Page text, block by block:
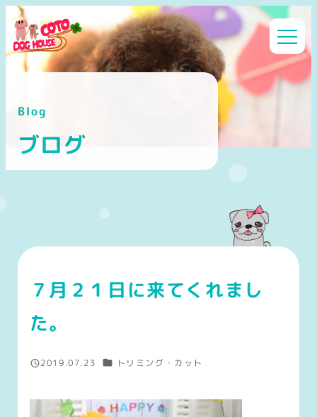
メ
イ
ン
へ
Blog
ブログ
７月２１日に来てくれまし
た。
投稿日
2019.07.23 カテゴリー
トリミング・カット